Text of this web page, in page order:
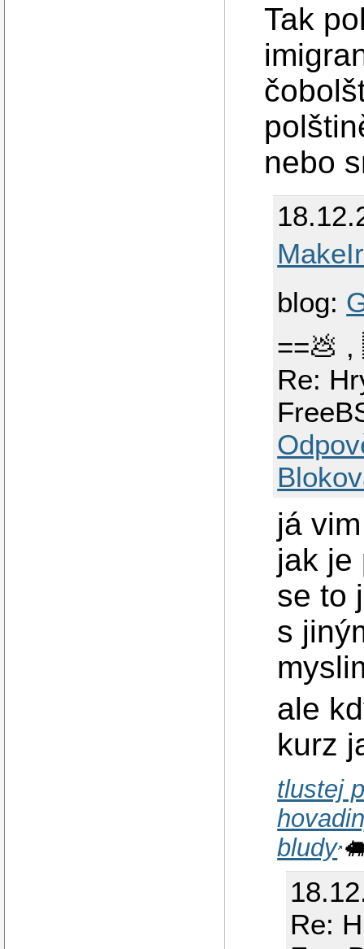
Tak
nebo
blog:
==💩
Re:
já
jak je
se to
s
ale
kurz
tlustej
bludy
Re: